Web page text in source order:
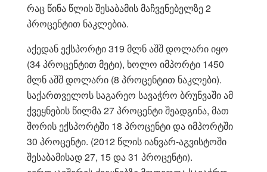
რაც წინა წლის შესაბამის მაჩვენებელზე 2
პროცენტით ნაკლებია.
აქედან ექსპორტი 319 მლნ აშშ დოლარი იყო
(34 პროცენტით მეტი), ხოლო იმპორტი 1450
მლნ აშშ დოლარი (8 პროცენტით ნაკლები).
საქართველოს საგარეო სავაჭრო ბრუნვაში ამ
ქვეყნების წილმა 27 პროცენტი შეადგინა, მათ
შორის ექსპორტში 18 პროცენტი და იმპორტში
30 პროცენტი. (2012 წლის იანვარ-აგვისტოში
შესაბამისად 27, 15 და 31 პროცენტი).